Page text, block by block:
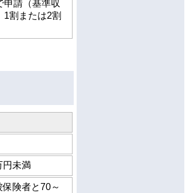
申請（基準収
1割または2割
円未満
険者と70～